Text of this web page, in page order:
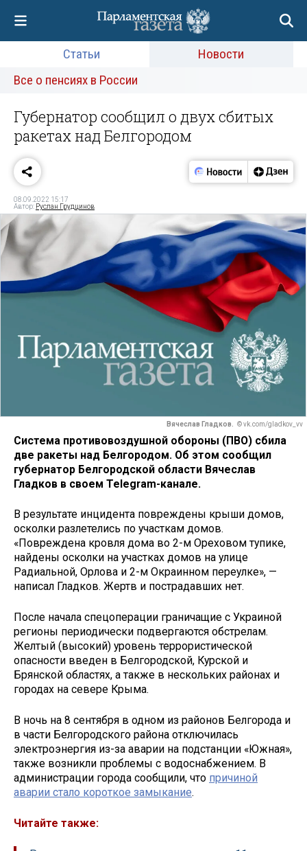
Статьи
Новости
Все о пенсиях в России
Губернатор сообщил о двух сбитых
ракетах над Белгородом
08.09.2022 15:17
Автор: Руслан Грудцинов
Вячеслав Гладков. © vk.com/gladkov_vv
Система противовоздушной обороны (ПВО) сбила
две ракеты над Белгородом. Об этом сообщил
губернатор Белгородской области Вячеслав
Гладков в своем Telegram-канале.
В результате инцидента повреждены крыши домов,
осколки разлетелись по участкам домов.
«Повреждена кровля дома во 2-м Ореховом тупике,
найдены осколки на участках домов на улице
Радиальной, Орлова и 2-м Окраинном переулке», —
написал Гладков. Жертв и пострадавших нет.
После начала спецоперации граничащие с Украиной
регионы периодически подвергаются обстрелам.
Желтый (высокий) уровень террористической
опасности введен в Белгородской, Курской и
Брянской областях, а также в нескольких районах и
городах на севере Крыма.
В ночь на 8 сентября в одном из районов Белгорода и
в части Белгородского района отключилась
электроэнергия из-за аварии на подстанции «Южная»,
также возникли проблемы с водоснабжением. В
администрации города сообщили, что причиной
аварии стало короткое замыкание.
Читайте также: